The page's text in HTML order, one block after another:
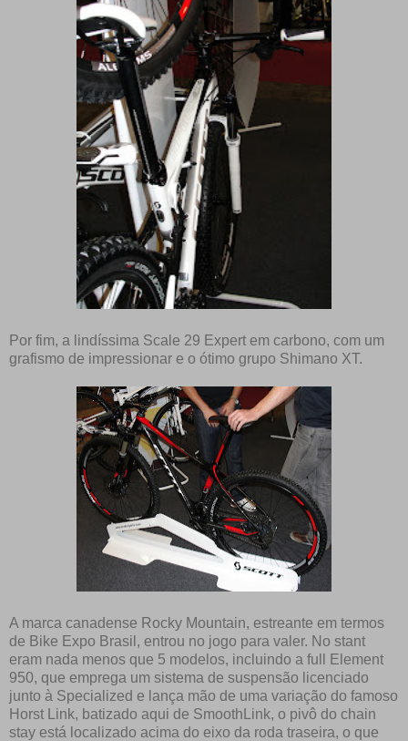
Por fim, a lindíssima Scale 29 Expert em carbono, com um
grafismo de impressionar e o ótimo grupo Shimano XT.
A marca canadense Rocky Mountain, estreante em termos
de Bike Expo Brasil, entrou no jogo para valer. No stant
eram nada menos que 5 modelos, incluindo a full Element
950, que emprega um sistema de suspensão licenciado
junto à Specialized e lança mão de uma variação do famoso
Horst Link, batizado aqui de SmoothLink, o pivô do chain
stay está localizado acima do eixo da roda traseira, o que